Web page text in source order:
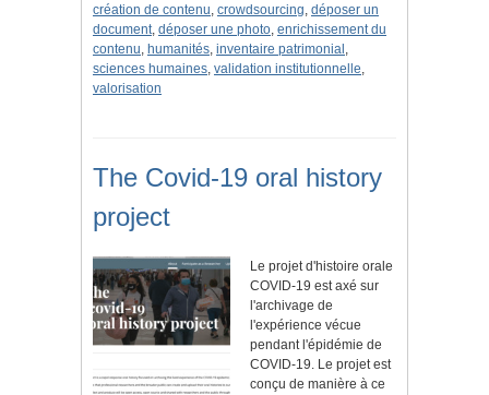
création de contenu, crowdsourcing, déposer un
document, déposer une photo, enrichissement du
contenu, humanités, inventaire patrimonial ,
sciences humaines, validation institutionnelle,
valorisation
The Covid-19 oral history
project
Le projet d'histoire orale
COVID-19 est axé sur
l'archivage de
l'expérience vécue
pendant l'épidémie de
COVID-19. Le projet est
conçu de manière à ce